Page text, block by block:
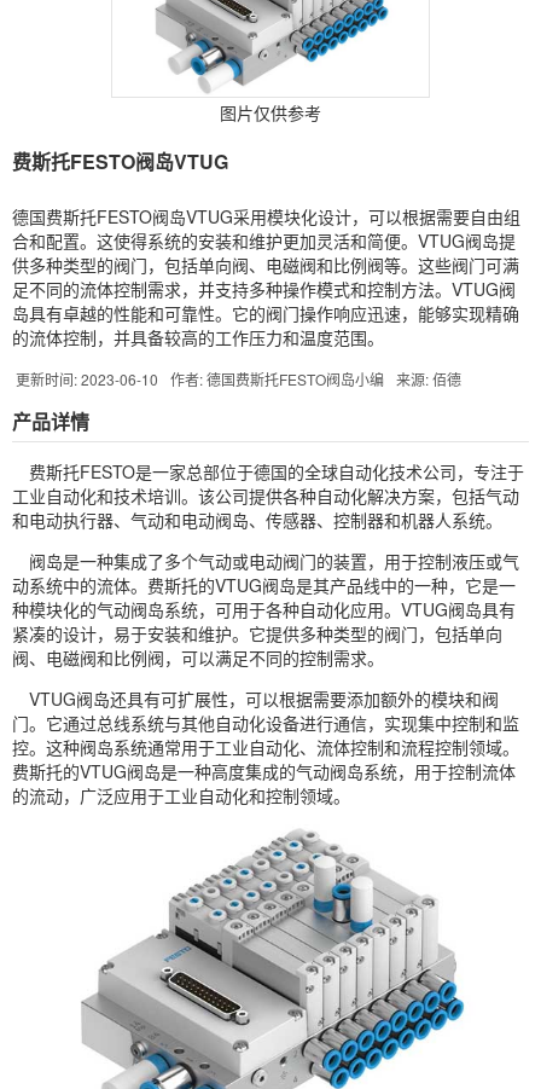
图片仅供参考
费斯托FESTO阀岛VTUG
德国费斯托FESTO阀岛VTUG采用模块化设计，可以根据需要自由组
合和配置。这使得系统的安装和维护更加灵活和简便。VTUG阀岛提
供多种类型的阀门，包括单向阀、电磁阀和比例阀等。这些阀门可满
足不同的流体控制需求，并支持多种操作模式和控制方法。VTUG阀
岛具有卓越的性能和可靠性。它的阀门操作响应迅速，能够实现精确
的流体控制，并具备较高的工作压力和温度范围。
更新时间: 2023-06-10 作者: 德国费斯托FESTO阀岛小编 来源: 佰德
产品详情
费斯托FESTO是一家总部位于德国的全球自动化技术公司，专注于
工业自动化和技术培训。该公司提供各种自动化解决方案，包括气动
和电动执行器、气动和电动阀岛、传感器、控制器和机器人系统。
阀岛是一种集成了多个气动或电动阀门的装置，用于控制液压或气
动系统中的流体。费斯托的VTUG阀岛是其产品线中的一种，它是一
种模块化的气动阀岛系统，可用于各种自动化应用。VTUG阀岛具有
紧凑的设计，易于安装和维护。它提供多种类型的阀门，包括单向
阀、 电磁阀和比例阀，可以满足不同的控制需求。
VTUG阀岛还具有可扩展性，可以根据需要添加额外的模块和阀
门。它通过总线系统与其他自动化设备进行通信，实现集中控制和监
控。这种阀岛系统通常用于工业自动化、流体控制和流程控制领域。
费斯托的VTUG阀岛是一种高度集成的气动阀岛系统，用于控制流体
的流动，广泛应用于工业自动化和控制领域。